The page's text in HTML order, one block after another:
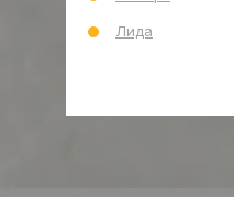
Лида